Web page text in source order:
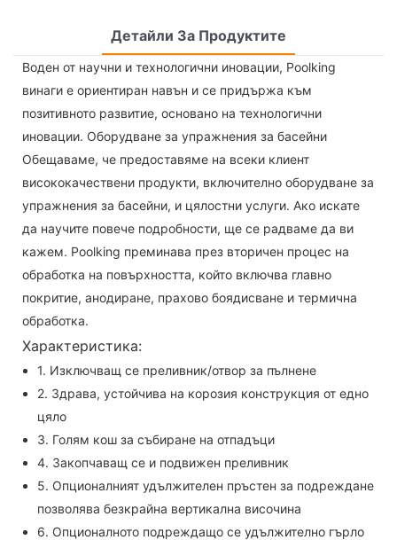
Детайли За Продуктите
Воден от научни и технологични иновации, Poolking
винаги е ориентиран навън и се придържа към
позитивното развитие, основано на технологични
иновации. Оборудване за упражнения за басейни
Обещаваме, че предоставяме на всеки клиент
висококачествени продукти, включително оборудване за
упражнения за басейни, и цялостни услуги. Ако искате
да научите повече подробности, ще се радваме да ви
кажем. Poolking преминава през вторичен процес на
обработка на повърхността, който включва главно
покритие, анодиране, прахово боядисване и термична
обработка.
Характеристика:
1. Изключващ се преливник/отвор за пълнене
2. Здрава, устойчива на корозия конструкция от едно
цяло
3. Голям кош за събиране на отпадъци
4. Закопчаващ се и подвижен преливник
5. Опционалният удължителен пръстен за подреждане
позволява безкрайна вертикална височина
6. Опционалното подреждащо се удължително гърло